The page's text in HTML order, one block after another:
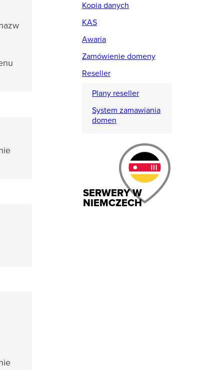
Kopia danych
KAS
Awaria
Zamówienie domeny
Reseller
Plany reseller
System zamawiania
domen
SERWERY W
NIEMCZECH